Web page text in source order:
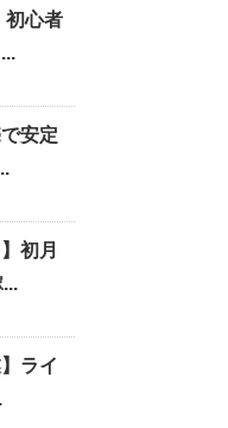
初心者
安定
初月
ライ